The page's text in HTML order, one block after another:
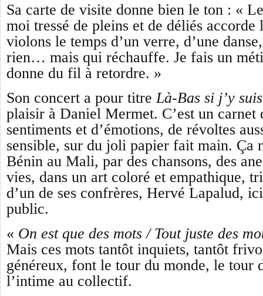
Sa carte de visite donne bien le ton : «
moi tressé de pleins et de déliés accorde
violons le temps d’un verre, d’une
rien… mais qui réchauffe. Je fais un
donne du fil à retordre. »
Son concert a pour titre Là-Bas si j’y suis
plaisir à Daniel Mermet. C’est un carnet
sentiments et d’émotions, de révoltes
sensible, sur du joli papier fait main. Ça
Bénin au Mali, par des chansons, des
vies, dans un art coloré et empathique,
d’un de ses confrères, Hervé Lapalud,
public.
« On est que des mots / Tout juste des
Mais ces mots tantôt inquiets, tantôt
généreux, font le tour du monde, le tour
l’intime au collectif.